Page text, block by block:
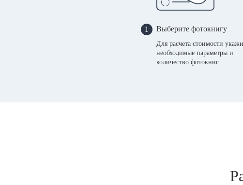
1 Выберите фотокнигу
Для расчета стоимости
необходимые параметры и
количество фотокниг